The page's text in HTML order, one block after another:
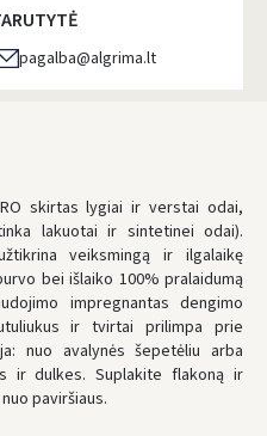
€
- 4.00 €
- 4.00 €
7 d.
NEMOKAMAI!
TRŪKSTA:80 €
ir gali priklausyti nuo kurjerių
pagalba@algrima.lt
skirtas lygiai ir verstai odai,
lakuotai ir sintetinei odai).
veiksmingą ir ilgalaikę
bei išlaiko 100% pralaidumą
impregnantas dengimo
ir tvirtai prilimpa prie
nuo avalynės šepetėliu arba
ir dulkes. Suplakite flakoną ir
paviršiaus.